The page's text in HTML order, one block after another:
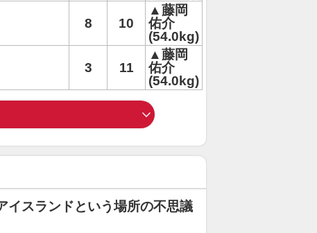
8 10
▲藤岡
佑介
(54.0kg)
3 11
▲藤岡
佑介
(54.0kg)
イスランドという場所の不思議